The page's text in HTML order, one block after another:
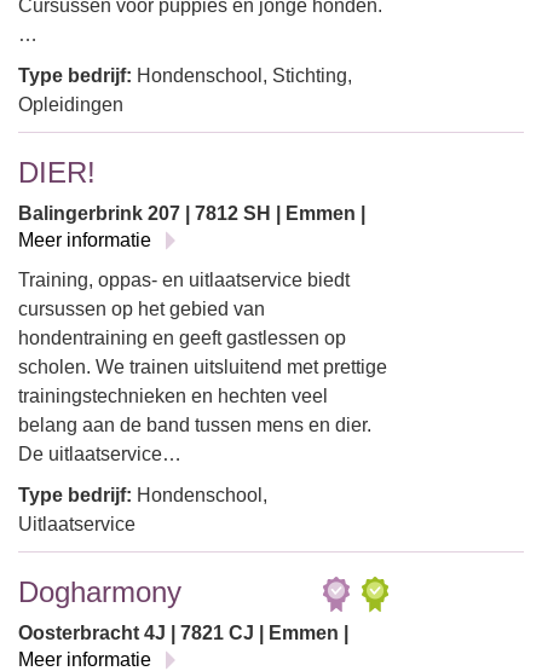
Cursussen voor puppies en jonge honden.
…
Type bedrijf: Hondenschool, Stichting,
Opleidingen
DIER!
Balingerbrink 207 | 7812 SH | Emmen |
Meer informatie
Training, oppas- en uitlaatservice biedt
cursussen op het gebied van
hondentraining en geeft gastlessen op
scholen. We trainen uitsluitend met prettige
trainingstechnieken en hechten veel
belang aan de band tussen mens en dier.
De uitlaatservice…
Type bedrijf: Hondenschool,
Uitlaatservice
Dogharmony
Oosterbracht 4J | 7821 CJ | Emmen |
Meer informatie